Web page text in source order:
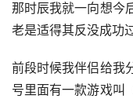
那时辰我就一向想今
老是适得其反没成功
前段时候我伴侣给我
号里面有一款游戏叫